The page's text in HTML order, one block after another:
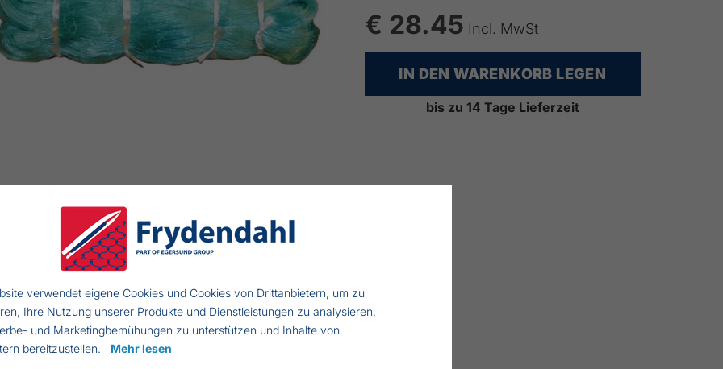
€ 28.45 Incl. MwSt
IN DEN WARENKORB LEGEN
bis zu 14 Tage Lieferzeit
Dorschnetz
Multimonofil
(1.5x3)
verwendet eigene Cookies und Cookies von Drittanbietern, um zu
Ihre Nutzung unserer Produkte und Dienstleistungen zu analysieren,
und Marketingbemühungen zu unterstützen und Inhalte von
bereitzustellen. Mehr lesen